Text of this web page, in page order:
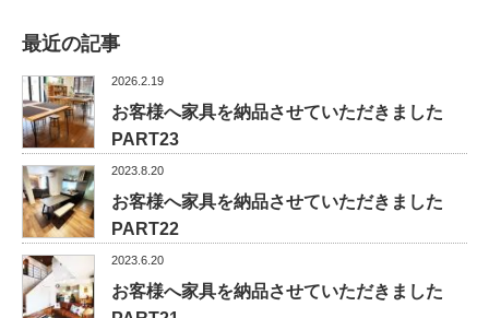
最近の記事
2026.2.19
お客様へ家具を納品させていただきました
PART23
2023.8.20
お客様へ家具を納品させていただきました
PART22
2023.6.20
お客様へ家具を納品させていただきました